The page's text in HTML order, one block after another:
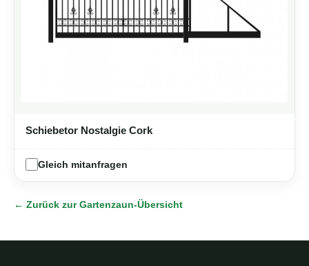
Schiebetor Nostalgie Cork
Gleich mitanfragen
← Zurück zur Gartenzaun-Übersicht